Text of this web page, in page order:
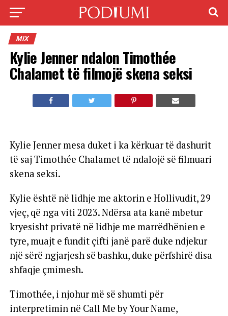
MIX
Kylie Jenner ndalon Timothée
Chalamet të filmojë skena seksi
Kylie Jenner mesa duket i ka kërkuar të dashurit
të saj Timothée Chalamet të ndalojë së filmuari
skena seksi.
Kylie është në lidhje me aktorin e Hollivudit, 29
vjeç, që nga viti 2023. Ndërsa ata kanë mbetur
kryesisht privatë në lidhje me marrëdhënien e
tyre, muajt e fundit çifti janë parë duke ndjekur
një sërë ngjarjesh së bashku, duke përfshirë disa
shfaqje çmimesh.
Timothée, i njohur më së shumti për
interpretimin në Call Me by Your Name,